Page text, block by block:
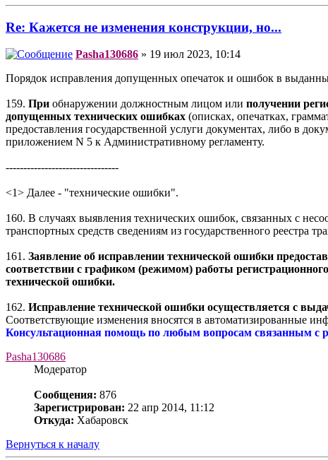
Re: Кажется не изменения конструкции, но...
Pasha130686 » 19 июл 2023, 10:14
Порядок исправления допущенных опечаток и ошибок в
159. При обнаружении должностным лицом или получении
допущенных технических ошибках (описках, опечатках,
предоставления государственной услуги документах, либо в
приложением N 5 к Административному регламенту.
--------------------------------
<1> Далее - "технические ошибки".
160. В случаях выявления технических ошибок, связанных с
транспортных средств сведениям из государственного реестра
161. Заявление об исправлении технической ошибки
соответствии с графиком (режимом) работы
технической ошибки.
162. Исправление технической ошибки осуществляется с
Соответствующие изменения вносятся в автоматизированные
Консультационная помощь по любым вопросам связанным с
Pasha130686
Модератор
Сообщения: 876
Зарегистрирован: 22 апр 2014, 11:12
Откуда: Хабаровск
Вернуться к началу